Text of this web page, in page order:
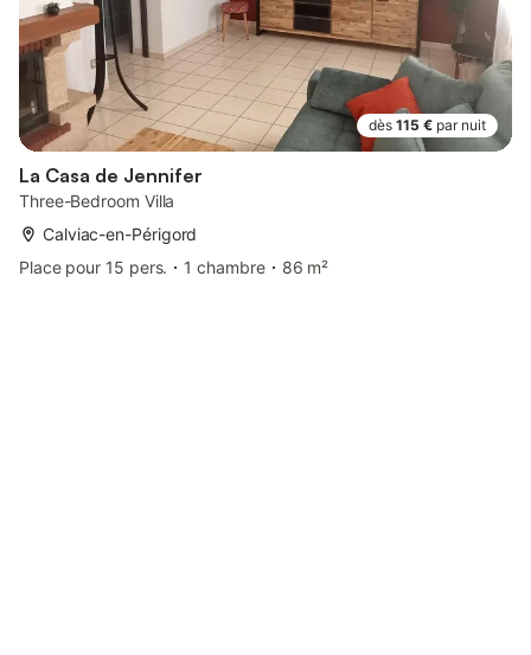
dès 115 € par nuit
La Casa de Jennifer
Three-Bedroom Villa
Calviac-en-Périgord
Place pour 15 pers.
1 chambre 86 m²